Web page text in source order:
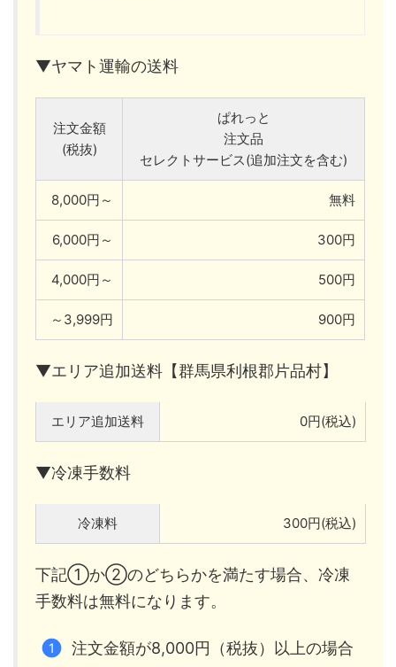
▼ヤマト運輸の送料
注文金額
(税抜)
ぱれっと
注文品
セレクトサービス(追加注文を含む)
8,000円～ 無料
6,000円～ 300円
4,000円～ 500円
～3,999円 900円
▼エリア追加送料【群馬県利根郡片品村】
エリア追加送料 0円(税込)
▼冷凍手数料
冷凍料 300円(税込)
下記①か②のどちらかを満たす場合、冷凍
手数料は無料になります。
注文金額が8,000円（税抜）以上の場合